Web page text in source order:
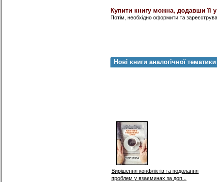
Купити книгу можна, додавши
Потім, необхідно оформити та
Нові книги аналогічної тематики
Вирішення конфліктів та подолання
проблем у взаєминах за доп...